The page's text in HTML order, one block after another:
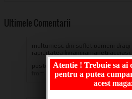
Ultimele Comentarii
multumesc din suflet oameni
rapiditatea livrarii,ramaneti aceiasi...
posted inTuburi tigari CARTEL 200
iulian eugen
Atentie ! Trebuie sa ai
pentru a putea
acest